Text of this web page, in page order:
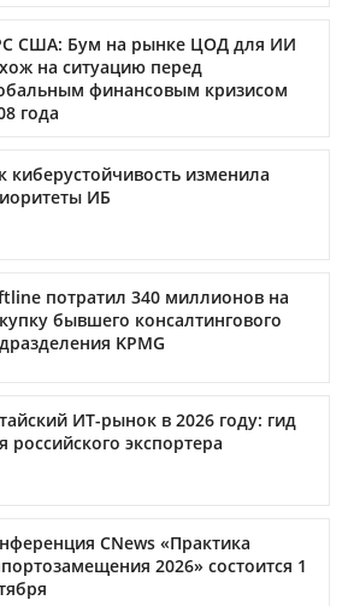
США: Бум на рынке ЦОД для ИИ
на ситуацию перед
финансовым кризисом
года
киберустойчивость изменила
ИБ
потратил 340 миллионов на
бывшего консалтингового
KPMG
ИТ-рынок в 2026 году: гид
российского экспортера
CNews «Практика
2026» состоится 1